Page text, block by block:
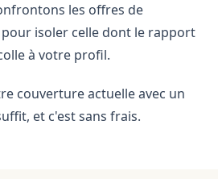
les offres de
isoler celle dont le rapport
à votre profil.
couverture actuelle avec un
et c'est sans frais.